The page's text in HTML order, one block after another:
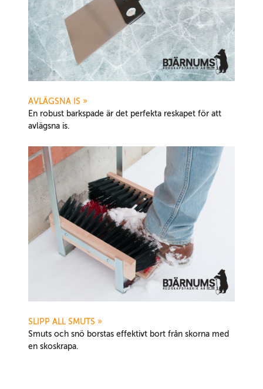
AVLÄGSNA IS »
En robust barkspade är det perfekta reskapet för att
avlägsna is.
SLIPP ALL SMUTS »
Smuts och snö borstas effektivt bort från skorna med
en skoskrapa.